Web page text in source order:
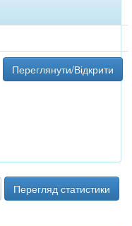
Переглянути/Відкрити
Перегляд статистики